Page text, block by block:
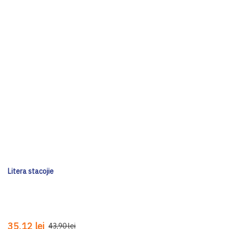
Litera stacojie
35,12 lei 43,90 lei